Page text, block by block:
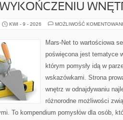
WYKOŃCZENIU
KWI - 9 - 2026 MOŻLIWOŚĆ
Mars-Net to wartościowa
poświęcona jest tematyce
którym pomysły idą w
wskazówkami. Strona
wnętrz w odnajdywaniu
różnorodne możliwości
To kompendium pomysłów dla osób,